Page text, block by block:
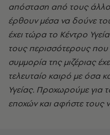
απόσταση από τους
έρθουν μέσα να δούνε
έχει τώρα το Κέντρο
τους περισσότερους που
συμμορία της μιζέριας
τελευταίο καιρό με όσα
Υγείας. Προχωρούμε για
εποχών και αφήστε τους